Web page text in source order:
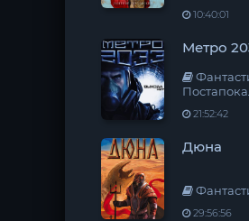
10:40:01
Метро
21:52:42
Дюна
29:56:56